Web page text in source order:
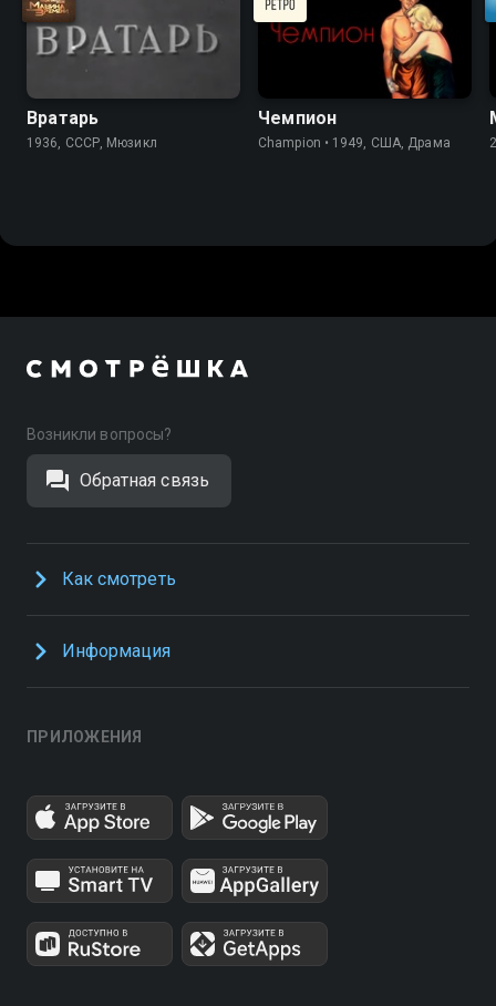
Вратарь
1936, СССР, Мюзикл
Чемпион
Champion • 1949, США, Драма
Возникли вопросы?
Обратная связь
Как смотреть
Информация
ПРИЛОЖЕНИЯ